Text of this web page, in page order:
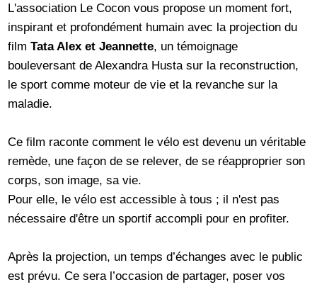
L'association Le Cocon vous propose un moment fort,
inspirant et profondément humain avec la projection du
filmTata Alex et Jeannette, un témoignage
bouleversant de Alexandra Husta sur la reconstruction,
le sport comme moteur de vie et la revanche sur la
maladie.
Ce film raconte comment le vélo est devenu un véritable
remède, une façon de se relever, de se réapproprier son
corps, son image, sa vie.
Pour elle, le vélo est accessible à tous ; il n'est pas
nécessaire d'être un sportif accompli pour en profiter.
Après la projection, un temps d’échanges avec le public
est prévu. Ce sera l’occasion de partager, poser vos